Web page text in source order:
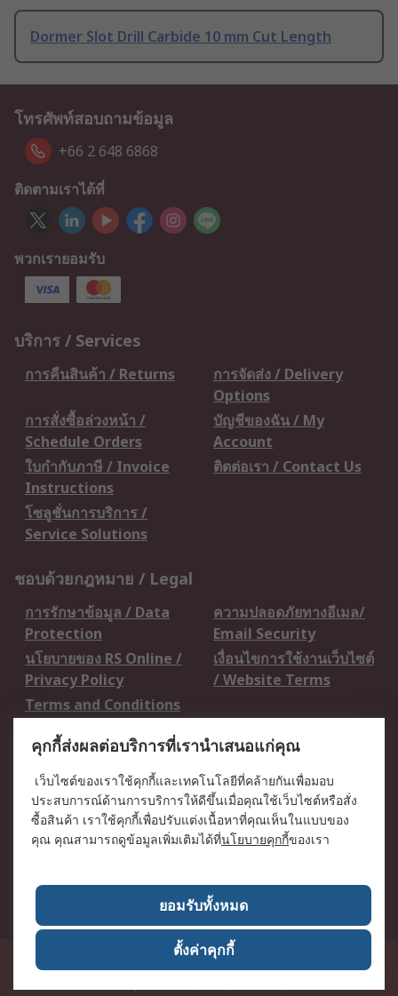
Dormer Slot Drill Carbide 10 mm Cut Length
โทรศัพท์สอบถามข้อมูล
+66 2 648 6868
ติดตามเราได้ที่
พวกเรายอมรับ
บริการ / Services
การคืนสินค้า / Returns
การจัดส่ง / Delivery
Options
การสั่งซื้อล่วงหน้า /
Schedule Orders
บัญชีของฉัน / My
Account
ใบกำกับภาษี / Invoice
Instructions
ติดต่อเรา / Contact Us
โซลูชั่นการบริการ /
Service Solutions
ชอบด้วยกฎหมาย / Legal
การรักษาข้อมูล / Data
Protection
ความปลอดภัยทางอีเมล/
Email Security
นโยบายของ RS Online /
Privacy Policy
เงื่อนไขการใช้งานเว็บไซต์
/ Website Terms
Terms and Conditions
เกี่ยวกับ RS / About RS
RS ทั่วโลก / RS
Worldwide
ข่าวประชาสัมพันธ์ / Press
Centre
บริษัทในเครือ RS /
วิธีการชำระเงิน /
เกี่ยวกับ RS / About RS
อาชีพที่ RS / Careers
50 GMM Grammy Place, 19th Floor, Unit 1901-1904, Sukhumvit 21 Road
(Asoke), Klongtoey Nua, Wattana, Bangkok, Thailand 10110RS
คุกกี้ส่งผลต่อบริการที่เรานำเสนอแก่คุณ
เว็บไซต์ของเราใช้คุกกี้และเทคโนโลยีที่คล้ายกันเพื่อมอบ
ประสบการณ์ด้านการบริการให้ดีขึ้นเมื่อคุณใช้เว็บไซต์หรือสั่ง
ซื้อสินค้า เราใช้คุกกี้เพื่อปรับแต่งเนื้อหาที่คุณเห็นในแบบของ
คุณ คุณสามารถดูข้อมูลเพิ่มเติมได้ที่นโยบายคุกกี้ของเรา
ยอมรับทั้งหมด
ตั้งค่าคุกกี้